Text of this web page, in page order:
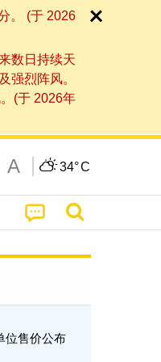
。 (于 2026
数日持续天
强烈阵风。
(于 2026年
A 34°C
位售价公布